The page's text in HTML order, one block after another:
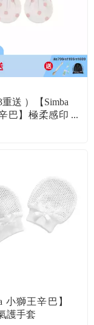
重送 ）【Simba
巴】極柔感印
帶護手套點點
小獅王辛巴】
護手套